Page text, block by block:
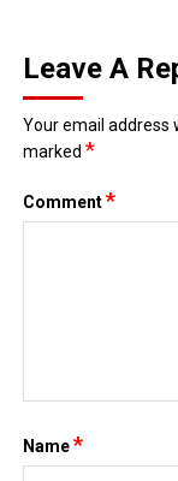
Leave A
Your email address
marked*
Comment*
Name*